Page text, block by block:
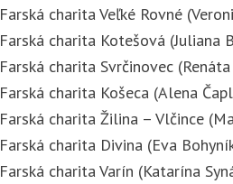
Farská charita Veľké Rovné
Farská charita Kotešová (Juliana
Farská charita Svrčinovec
Farská charita Košeca (Alena
Farská charita Žilina – Vlčince
Farská charita Divina (Eva
Farská charita Varín (Katarína